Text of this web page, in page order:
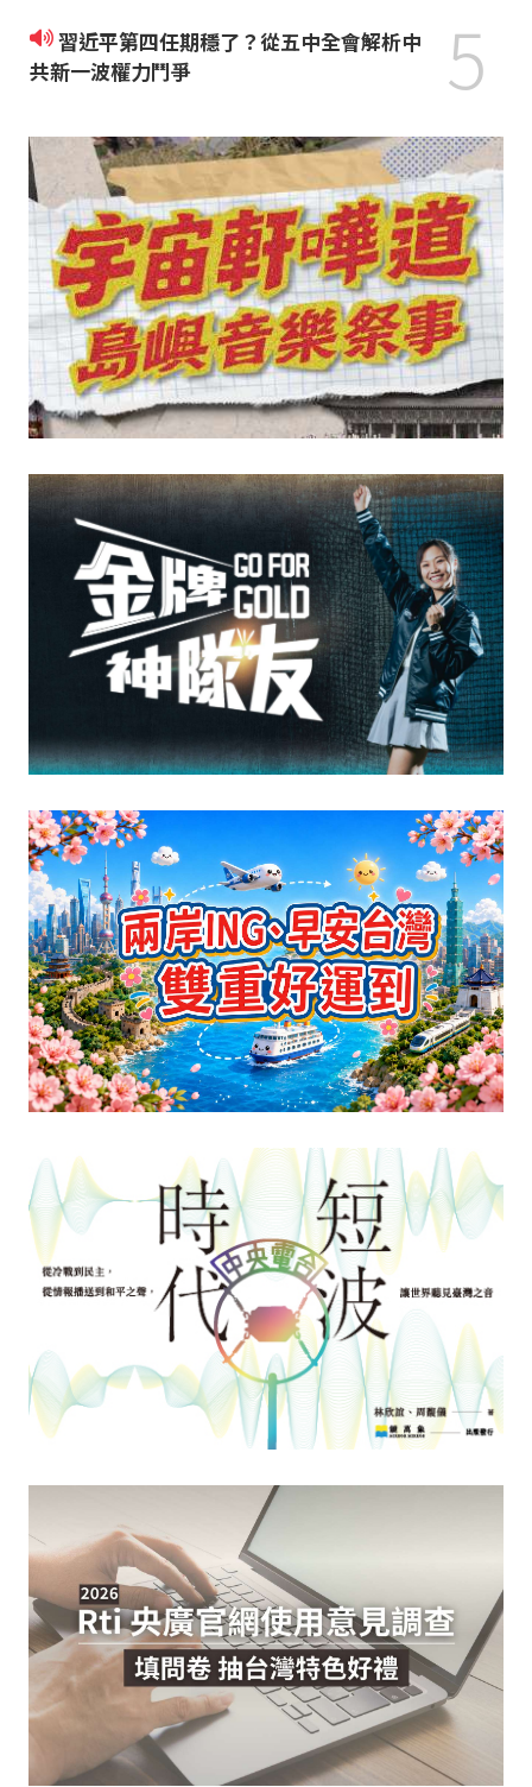
習近平第四任期穩了？從五中全會解析中
共新一波權力鬥爭
5